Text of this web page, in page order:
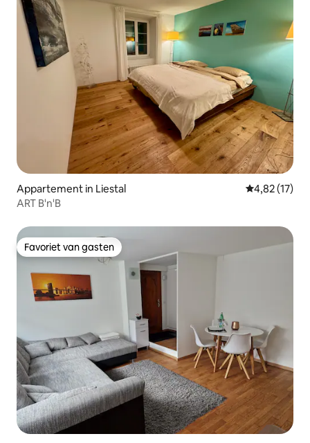
Appartement in Liestal Gemiddelde
4,82 (17)
ART B'n'B
Favoriet van gasten
Favoriet van gasten